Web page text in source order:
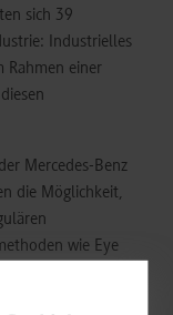
sich 39
Industrielles
Rahmen einer
Mercedes-Benz
die Möglichkeit,
wie Eye